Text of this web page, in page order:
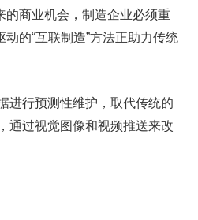
的商业机会，制造企业必须重
的“互联制造”方法正助力传统
进行预测性维护，取代传统的
通过视觉图像和视频推送来改